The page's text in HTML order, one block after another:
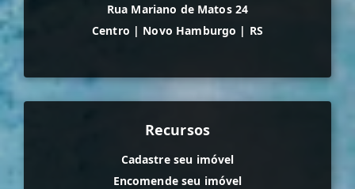
Rua Mariano de Matos 24
Centro | Novo Hamburgo | RS
Recursos
Cadastre seu imóvel
Encomende seu imóvel